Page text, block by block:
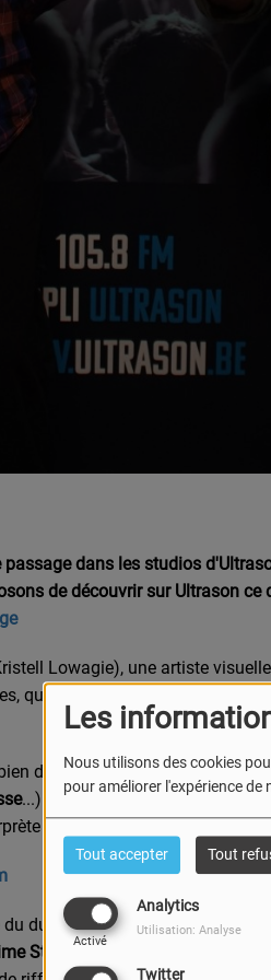
Les
Nous utilisons des cookies
pour améliorer l'expérience de
Tout accepter Tout
Analytics
Activé
Utilisation: Analyse
Twitter
dans les studios
de découvrir sur Ultrason
Lowagie), une artiste
qui allient vintage, kitsch,
des personnes célèbres (
...) que des anonymes, elle
à sa manière poétique les
duo Lovelorn Dolls, groupe de
Stories" dont les deux premiers